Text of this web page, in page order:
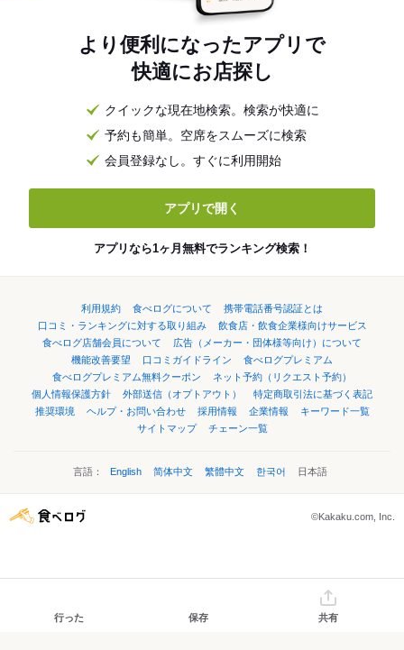
より便利になったアプリで
快適にお店探し
クイックな現在地検索。検索が快適に
予約も簡単。空席をスムーズに検索
会員登録なし。すぐに利用開始
アプリで開く
アプリなら1ヶ月無料でランキング検索！
利用規約 食べログについて
携帯電話番号認証とは
口コミ・ランキングに対する取り組み
飲食店・飲食企業様向けサービス
食べログ店舗会員について
広告（メーカー・団体様等向け）について
機能改善要望
口コミガイドライン
食べログプレミアム
食べログプレミアム無料クーポン
ネット予約（リクエスト予約）
個人情報保護方針
外部送信（オプトアウト）
特定商取引法に基づく表記
推奨環境
ヘルプ・お問い合わせ 採用情報 企業情報
キーワード一覧
サイトマップ
チェーン一覧
言語： English 简体中文 繁體中文 한국어 日本語
©Kakaku.com, Inc.
行った 保存 共有